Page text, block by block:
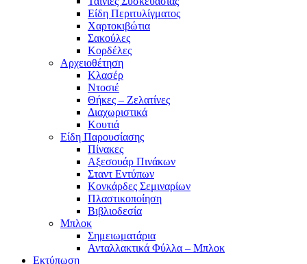
Είδη Περιτυλίγματος
Χαρτοκιβώτια
Σακούλες
Κορδέλες
Αρχειοθέτηση
Κλασέρ
Ντοσιέ
Θήκες – Ζελατίνες
Διαχωριστικά
Κουτιά
Είδη Παρουσίασης
Πίνακες
Αξεσουάρ Πινάκων
Σταντ Εντύπων
Κονκάρδες Σεμιναρίων
Πλαστικοποίηση
Βιβλιοδεσία
Μπλοκ
Σημειωματάρια
Ανταλλακτικά Φύλλα – Μπλοκ
Εκτύπωση